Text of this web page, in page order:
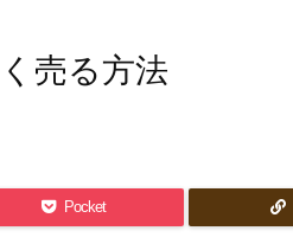
売る方法
Pocket